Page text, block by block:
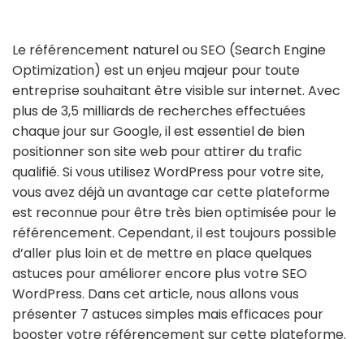
Le référencement naturel ou SEO (Search Engine
Optimization) est un enjeu majeur pour toute
entreprise souhaitant être visible sur internet. Avec
plus de 3,5 milliards de recherches effectuées
chaque jour sur Google, il est essentiel de bien
positionner son site web pour attirer du trafic
qualifié. Si vous utilisez WordPress pour votre site,
vous avez déjà un avantage car cette plateforme
est reconnue pour être très bien optimisée pour le
référencement. Cependant, il est toujours possible
d’aller plus loin et de mettre en place quelques
astuces pour améliorer encore plus votre SEO
WordPress. Dans cet article, nous allons vous
présenter 7 astuces simples mais efficaces pour
booster votre référencement sur cette plateforme.